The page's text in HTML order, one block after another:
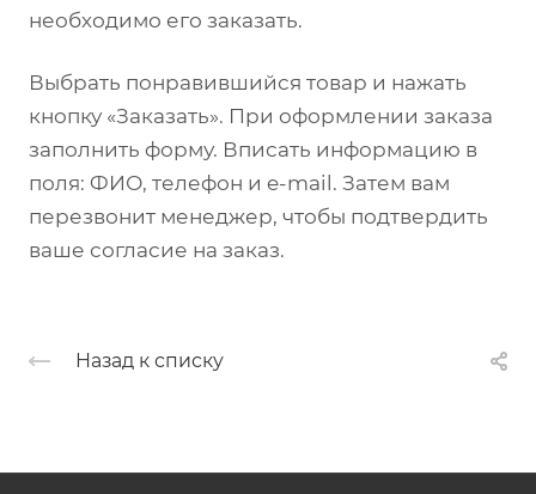
необходимо его заказать.
Выбрать понравившийся товар и нажать
кнопку «Заказать». При оформлении заказа
заполнить форму. Вписать информацию в
поля: ФИО, телефон и e-mail. Затем вам
перезвонит менеджер, чтобы подтвердить
ваше согласие на заказ.
Назад к списку